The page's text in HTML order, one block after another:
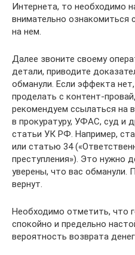
Интернета, то необходимо
внимательно ознакомиться
на нем.
Далее звоните своему
детали, приводите
обманули. Если эффекта
проделать с контент-
рекомендуем ссылаться на
в прокуратуру, УФАС, суд и
статьи УК РФ. Например,
или статью 34
преступления»). Это нужно
уверены, что вас обманули.
вернут.
Необходимо отметить, что
спокойно и предельно
вероятность возврата